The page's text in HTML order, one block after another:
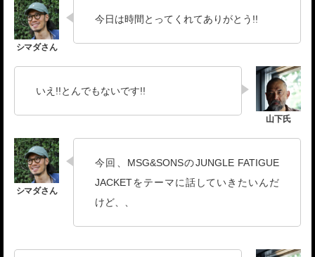
今日は時間とってくれてありがとう!!
いえ!!とんでもないです!!
今回、MSG&SONSのJUNGLE FATIGUE
JACKETをテーマに話していきたいんだ
けど、、